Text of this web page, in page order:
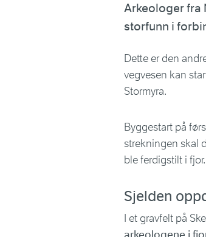
Arkeologer fra
storfunn i
Dette er den
vegvesen kan
Stormyra.
Byggestart på
strekningen skal
ble ferdigstilt i fjor.
Sjelden
I et gravfelt på